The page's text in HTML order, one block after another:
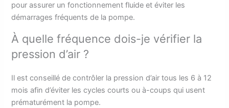
pour assurer un fonctionnement fluide et éviter les
démarrages fréquents de la pompe.
À quelle fréquence dois-je vérifier la
pression d’air ?
Il est conseillé de contrôler la pression d’air tous les 6 à 12
mois afin d’éviter les cycles courts ou à-coups qui usent
prématurément la pompe.